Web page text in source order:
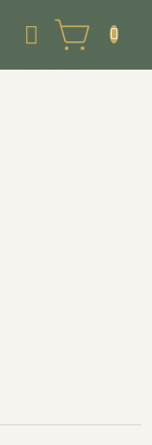
NÁKUPNÝ
KOŠÍK